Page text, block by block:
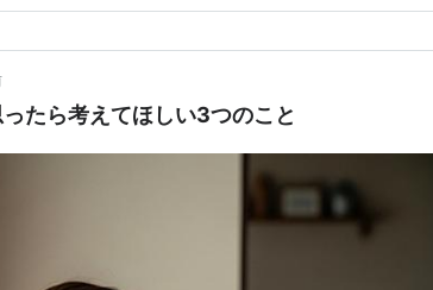
です。 紙やスマホのメモに…
たら考えてほしい3つのこと